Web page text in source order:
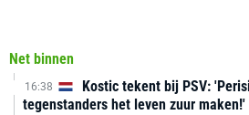
Net binnen
16:38
Kostic tekent bij PSV:
tegenstanders het leven zuur maken!'